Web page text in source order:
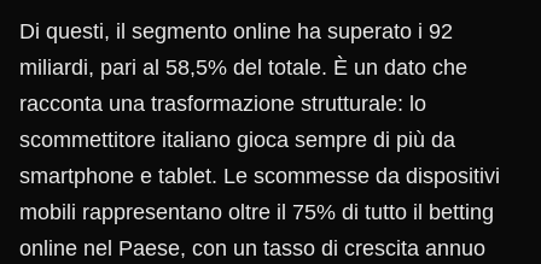
Di questi, il segmento online ha superato i 92
miliardi, pari al 58,5% del totale. È un dato che
racconta una trasformazione strutturale: lo
scommettitore italiano gioca sempre di più da
smartphone e tablet. Le scommesse da dispositivi
mobili rappresentano oltre il 75% di tutto il betting
online nel Paese, con un tasso di crescita annuo